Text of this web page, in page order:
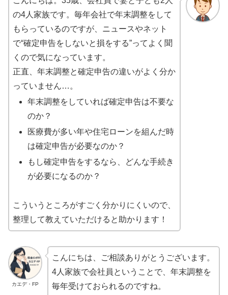
の4人家族です。毎年会社で年末調整をして
もらっているのですが、ニュースやネット
で“確定申告をしないと損をする”ってよく聞
くので気になっています。
正直、年末調整と確定申告の違いがよく分か
っていません…。
年末調整をしていれば確定申告は不要な
のか？
医療費が多い年や住宅ローンを組んだ時
は確定申告が必要なのか？
もし確定申告をするなら、どんな手続き
が必要になるのか？
こういうところがすごく分かりにくいので、
整理して教えていただけると助かります！
カエデ・FP
こんにちは、ご相談ありがとうございます。
4人家族で会社員ということで、年末調整を
毎年受けておられるのですね。